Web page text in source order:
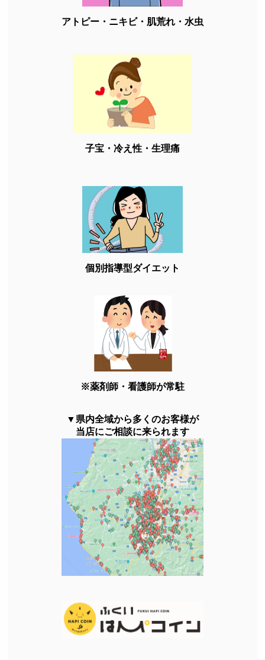
アトピー・ニキビ・肌荒れ・水虫
子宝・冷え性・生理痛
個別指導型ダイエット
※薬剤師・看護師が常駐
▼県内全域から多くのお客様が
当店にご相談に来られます